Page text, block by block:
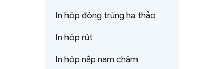
In hộp đông trùng hạ thảo
In hộp rút
In hộp nắp nam châm